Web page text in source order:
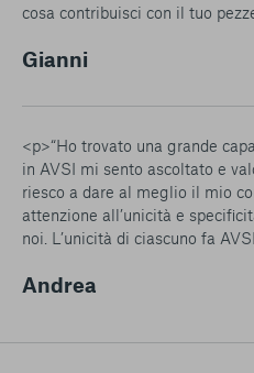
cosa contribuisci con il tuo
Gianni
<p>“Ho trovato una grande
in AVSI mi sento ascoltato e
riesco a dare al meglio il mio
attenzione all’unicità e
noi. L’unicità di ciascuno fa
Andrea